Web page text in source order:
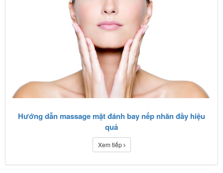
Hướng dẫn massage mặt đánh bay nếp nhăn đầy hiệu
quả
Xem tiếp